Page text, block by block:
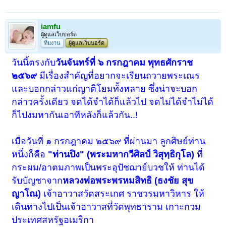
iamfu
ผู้ดูแลเว็บบอร์ด
ทีมงาน
ผู้ดูแลเว็บบอร์ด
วันนี้ตรงกับวันจันทร์ที่ ๖ กรกฎาคม พุทธศักราช
๒๕๖๙ มีเรื่องสำคัญที่อยากจะเรียนถวายพระเณร
และบอกกล่าวแก่ญาติโยมทั้งหลาย ซึ่งน่าจะบอก
กล่าวครั้งเดียว จดได้จำได้ก็แล้วไป จดไม่ได้จำไม่ได้
ก็ไปงมหากันเอาทีหลังก็แล้วกัน..!
เมื่อวันที่ ๑ กรกฎาคม ๒๕๖๙ ที่ผ่านมา ลูกศิษย์ท่าน
หนึ่งก็คือ "ท่านปิง" (พระมหากวีศิลป์ วิสุทฺธิกุโล) ที่
กระผม/อาตมภาพเป็นพระอุปัชฌาย์บวชให้ ท่านได้
รับบัญชาจากหลวงพ่อพระพรหมสิทธิ (ธงชัย สุข
ญาโณ) เจ้าอาวาสวัดสระเกศ ราชวรมหาวิหาร ให้
เดินทางไปเป็นเจ้าอาวาสที่วัดพุทธาราม เกาะกวม
ประเทศสหรัฐอเมริกา